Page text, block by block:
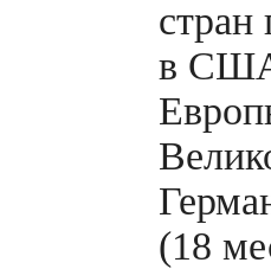
стран
в
(18